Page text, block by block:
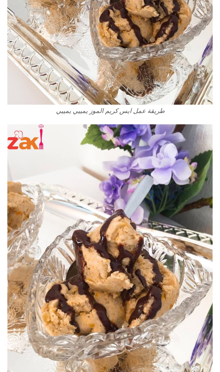
طريقة عمل ايس كريم الموز يمييي يمييي